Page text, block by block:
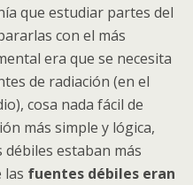
que estudiar partes del
con el más
era que se necesita
de radiación (en el
cosa nada fácil de
más simple y lógica,
estaban más
las fuentes débiles eran